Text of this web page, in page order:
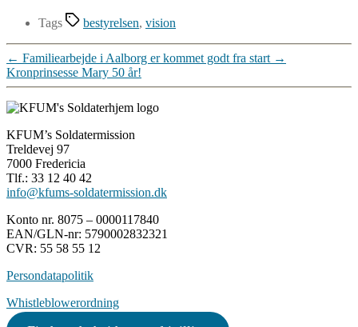
Tags bestyrelsen, vision
← Familiearbejde i Aalborg er kommet godt fra start →
Kronprinsesse Mary 50 år!
KFUM’s Soldatermission
Treldevej 97
7000 Fredericia
Tlf.: 33 12 40 42
info@kfums-soldatermission.dk
Konto nr. 8075 – 0000117840
EAN/GLN-nr: 5790002832321
CVR: 55 58 55 12
Persondatapolitik
Whistleblowerordning